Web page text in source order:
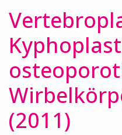
(2011)